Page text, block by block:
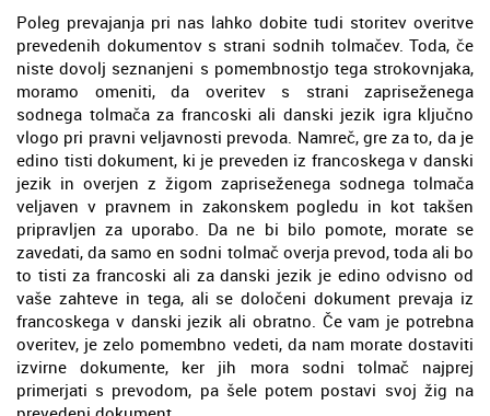
Poleg prevajanja pri nas lahko dobite tudi storitev overitve
prevedenih dokumentov s strani sodnih tolmačev. Toda, če
niste dovolj seznanjeni s pomembnostjo tega strokovnjaka,
moramo omeniti, da overitev s strani zapriseženega
sodnega tolmača za francoski ali danski jezik igra ključno
vlogo pri pravni veljavnosti prevoda. Namreč, gre za to, da je
edino tisti dokument, ki je preveden iz francoskega v danski
jezik in overjen z žigom zapriseženega sodnega tolmača
veljaven v pravnem in zakonskem pogledu in kot takšen
pripravljen za uporabo. Da ne bi bilo pomote, morate se
zavedati, da samo en sodni tolmač overja prevod, toda ali bo
to tisti za francoski ali za danski jezik je edino odvisno od
vaše zahteve in tega, ali se določeni dokument prevaja iz
francoskega v danski jezik ali obratno. Če vam je potrebna
overitev, je zelo pomembno vedeti, da nam morate dostaviti
izvirne dokumente, ker jih mora sodni tolmač najprej
primerjati s prevodom, pa šele potem postavi svoj žig na